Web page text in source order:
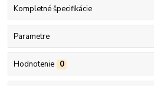
Kompletné špecifikácie
Parametre
Hodnotenie 0